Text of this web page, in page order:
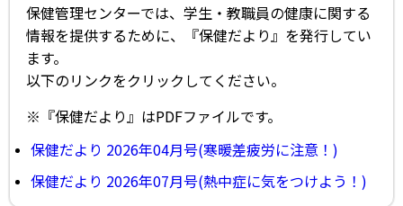
保健管理センターでは、学生・教職員の健康に関する
情報を提供するために、『保健だより』を発行してい
ます。
以下のリンクをクリックしてください。
※『保健だより』はPDFファイルです。
保健だより 2026年04月号(寒暖差疲労に注意！)
保健だより 2026年07月号(熱中症に気をつけよう！)